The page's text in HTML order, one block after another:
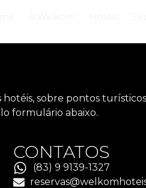
sobre pontos
formulário abaixo.
CONTATOS
(83) 9 9139-1327